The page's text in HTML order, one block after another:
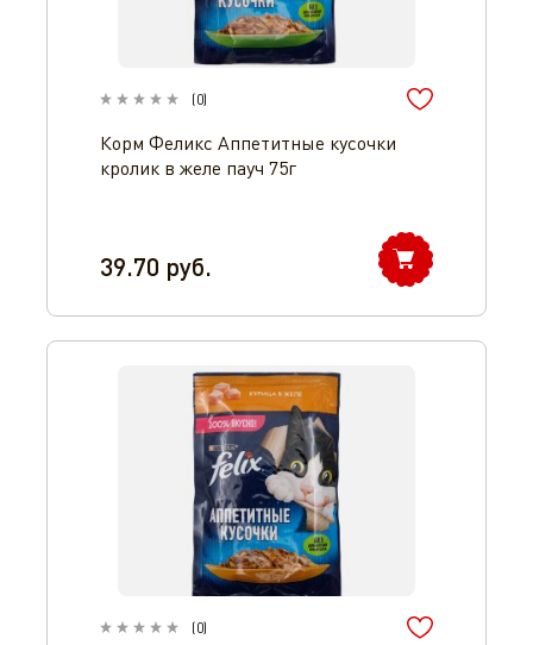
Оператор 8-800-350-46-10
(0)
Корм Феликс Аппетитные кусочки
кролик в желе пауч 75г
39.70 руб.
(0)